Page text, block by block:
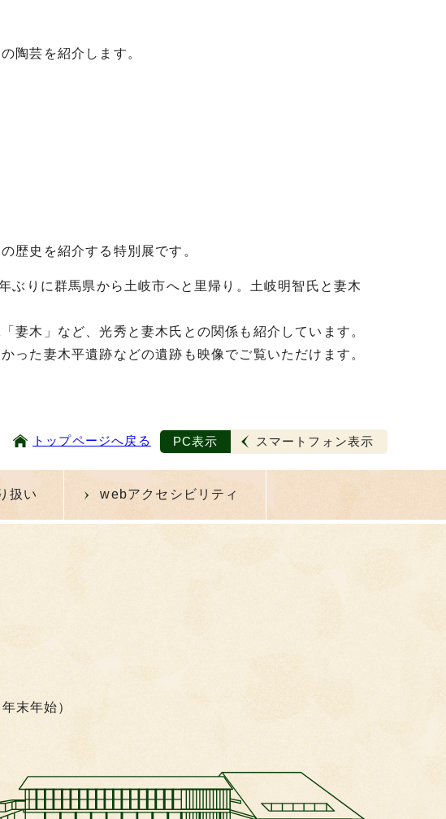
陶芸を紹介します。
歴史を紹介する特別展です。
ぶりに群馬県から土岐市へと里帰り。土岐明智氏と妻木
妻木」など、光秀と妻木氏との関係も紹介しています。
った妻木平遺跡などの遺跡も映像でご覧いただけます。
トップページへ戻る PC表示 スマートフォン表示
扱い webアクセシビリティ
末年始）